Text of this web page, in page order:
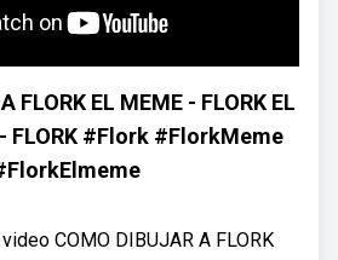
FLORK EL MEME - FLORK EL
FLORK #Flork #FlorkMeme
COMO DIBUJAR A FLORK